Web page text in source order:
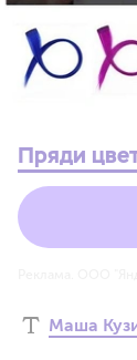
Пряди
Маша